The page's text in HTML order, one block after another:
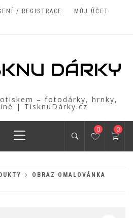
/ REGISTRACE MŮJ ÚČET
– fotodárky, hrnky,
| TisknuDárky.cz
Menu
0 0
OBRAZ OMALOVÁNKA